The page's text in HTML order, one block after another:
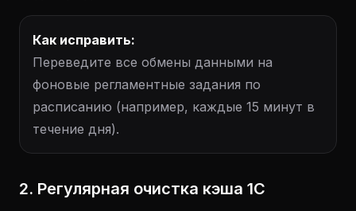
Как исправить:
Переведите все обмены данными на
фоновые регламентные задания по
расписанию (например, каждые 15 минут в
течение дня).
2. Регулярная очистка кэша 1С